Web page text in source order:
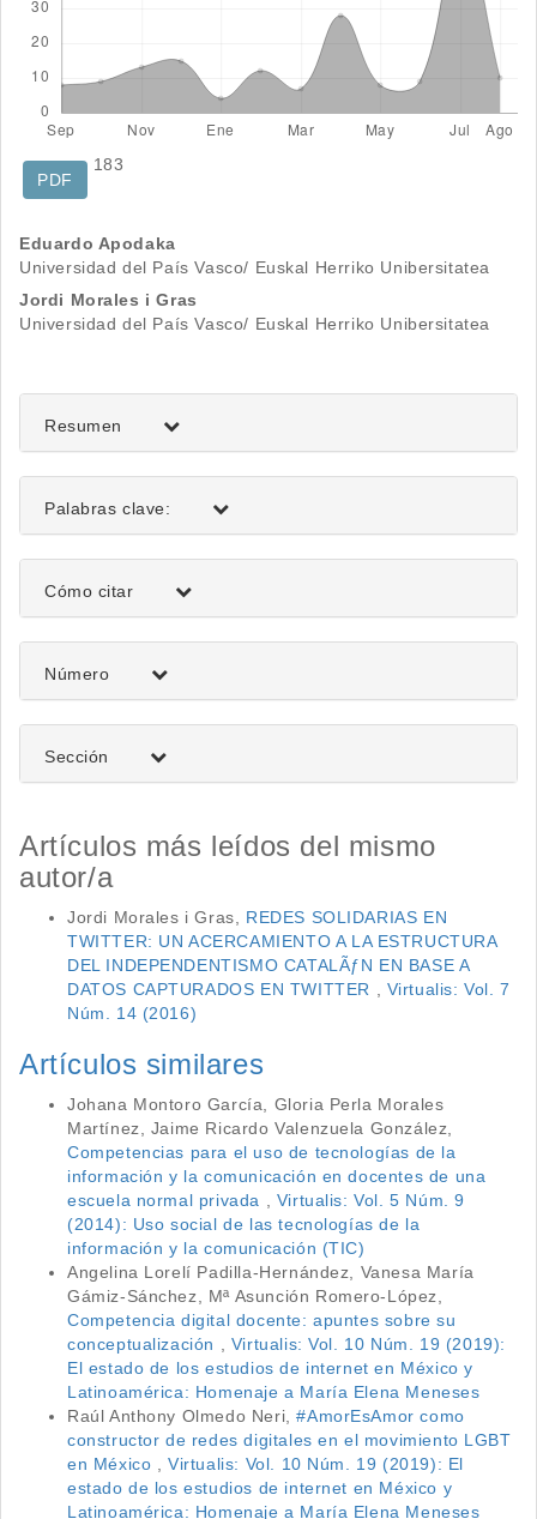
183
PDF
Contenido
principal
del
Eduardo Apodaka
Universidad del País Vasco/ Euskal Herriko Unibersitatea
Jordi Morales i Gras
Universidad del País Vasco/ Euskal Herriko Unibersitatea
Resumen
Palabras clave:
Detalles
del
artículo
Cómo citar
Número
Sección
Artículos más leídos del mismo
autor/a
Jordi Morales i Gras, REDES SOLIDARIAS EN
TWITTER: UN ACERCAMIENTO A LA ESTRUCTURA
DEL INDEPENDENTISMO CATALÃƒN EN BASE A
DATOS CAPTURADOS EN TWITTER
Virtualis: Vol. 7
Núm. 14 (2016)
Artículos similares
Johana Montoro García, Gloria Perla Morales
Martínez, Jaime Ricardo Valenzuela González,
Competencias para el uso de tecnologías de la
información y la comunicación en docentes de una
escuela normal privada
Virtualis: Vol. 5 Núm. 9
(2014): Uso social de las tecnologías de la
información y la comunicación (TIC)
Angelina Lorelí Padilla-Hernández, Vanesa María
Gámiz-Sánchez, Mª Asunción Romero-López,
Competencia digital docente: apuntes sobre su
conceptualización
Virtualis: Vol. 10 Núm. 19 (2019):
El estado de los estudios de internet en México y
Latinoamérica: Homenaje a María Elena Meneses
Raúl Anthony Olmedo Neri,#AmorEsAmor como
constructor de redes digitales en el movimiento LGBT
en México
,Virtualis: Vol. 10 Núm. 19 (2019): El
estado de los estudios de internet en México y
Latinoamérica: Homenaje a María Elena Meneses